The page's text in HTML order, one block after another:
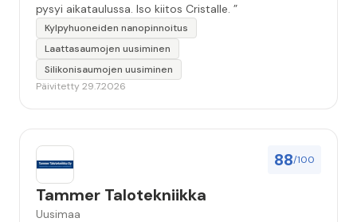
pysyi aikataulussa. Iso kiitos Cristalle. ”
Kylpyhuoneiden nanopinnoitus
Laattasaumojen uusiminen
Silikonisaumojen uusiminen
Päivitetty 29.7.2026
88/100
Tammer Talotekniikka
Uusimaa